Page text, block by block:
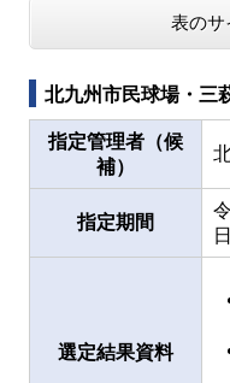
表のサ
北九州市民球場・三
指定管理者（候
補）
指定期間
日
選定結果資料